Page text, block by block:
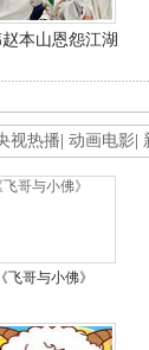
本山恩怨江湖
视热播 动画电影
《飞哥与小佛》